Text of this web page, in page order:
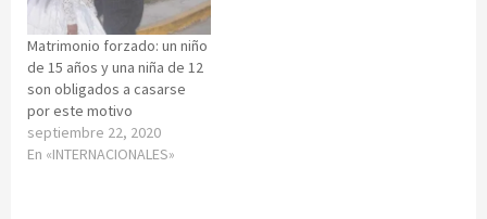
Matrimonio forzado: un niño
de 15 años y una niña de 12
son obligados a casarse
por este motivo
septiembre 22, 2020
En «INTERNACIONALES»